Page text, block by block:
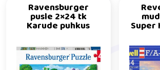
Ravensburger
pusle 2×24 tk
Karude puhkus Super